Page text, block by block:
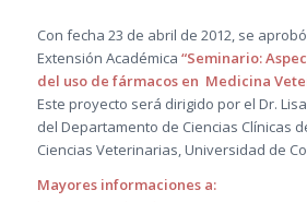
Con fecha 23 de abril de 2012, se
Extensión Académica “Seminario:
del uso de fármacos en Medicina
Este proyecto será dirigido por el Dr.
del Departamento de Ciencias Clínicas
Ciencias Veterinarias, Universidad de
Mayores informaciones a: